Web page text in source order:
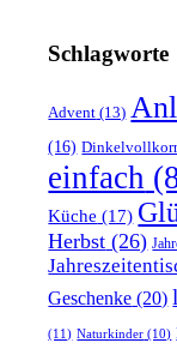
Schlagworte
Advent (13)
(16)
einfach
Küche (17)
Herbst (26)
Geschenke (20)
(11) Naturkinder (10)